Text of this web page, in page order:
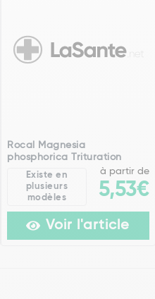
Rocal Magnesia
phosphorica Trituration
Existe en
plusieurs
modèles
à partir de
5,53€
Voir l'article